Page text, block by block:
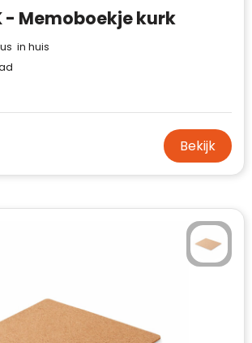
- Memoboekje kurk
in huis
Bekijk